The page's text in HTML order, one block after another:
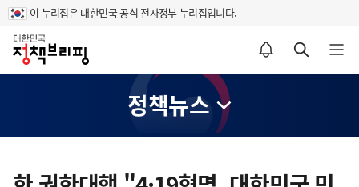
이 누리집은 대한민국 공식 전자정부 누리집입니다.
홈
알림설정 바로가기 검색 바로가기 메뉴 열기
정책뉴스
텐